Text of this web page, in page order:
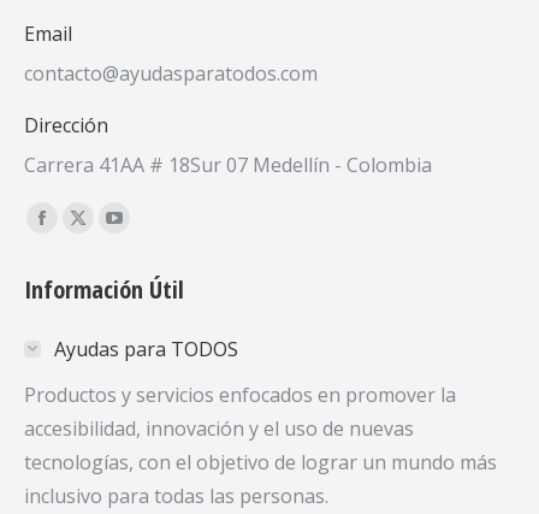
Email
contacto@ayudasparatodos.com
Dirección
Carrera 41AA # 18Sur 07 Medellín - Colombia
Encuéntranos en:
Facebook
opens
new
window
X
opens
new
window
YouTube
opens
new
window
Información Útil
Ayudas para TODOS
Productos y servicios enfocados en promover la
accesibilidad, innovación y el uso de nuevas
tecnologías, con el objetivo de lograr un mundo más
inclusivo para todas las personas.